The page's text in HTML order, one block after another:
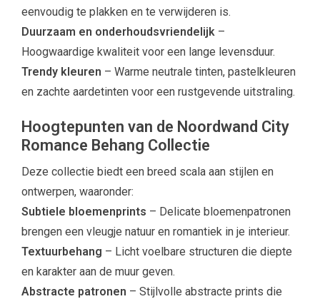
eenvoudig te plakken en te verwijderen is.
Duurzaam en onderhoudsvriendelijk –
Hoogwaardige kwaliteit voor een lange levensduur.
Trendy kleuren – Warme neutrale tinten, pastelkleuren
en zachte aardetinten voor een rustgevende uitstraling.
Hoogtepunten van de Noordwand City
Romance Behang Collectie
Deze collectie biedt een breed scala aan stijlen en
ontwerpen, waaronder:
Subtiele bloemenprints – Delicate bloemenpatronen
brengen een vleugje natuur en romantiek in je interieur.
Textuurbehang – Licht voelbare structuren die diepte
en karakter aan de muur geven.
Abstracte patronen – Stijlvolle abstracte prints die